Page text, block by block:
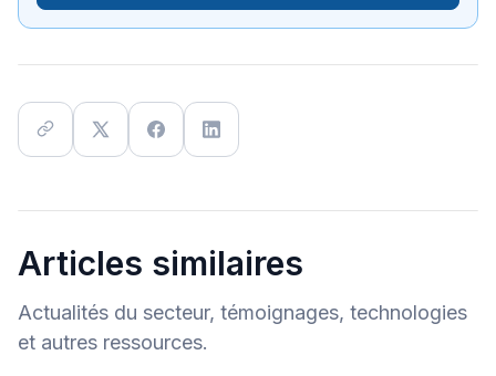
Articles similaires
Actualités du secteur, témoignages, technologies
et autres ressources.